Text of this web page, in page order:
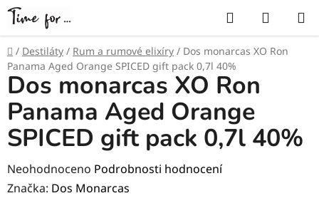
Přejít
obsah
Hledat
KOŠÍK
Domů
/ Destiláty / Rum a rumové elixíry / Dos monarcas XO Ron
Panama Aged Orange SPICED gift pack 0,7l 40%
Dos monarcas XO Ron
Panama Aged Orange
SPICED gift pack 0,7l 40%
Průměrné
hodnocení
Neohodnoceno Podrobnosti hodnocení
Značka: Dos Monarcas